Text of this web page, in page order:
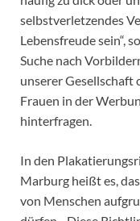
selbstverletzendes
Lebensfreude sein“,
Suche nach
unserer Gesellschaft
Frauen in der
hinterfragen.
In den
Marburg heißt es,
von Menschen